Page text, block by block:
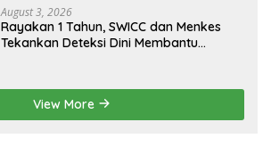
August 3, 2026
Rayakan 1 Tahun, SWICC dan Menkes
Tekankan Deteksi Dini Membantu
View More